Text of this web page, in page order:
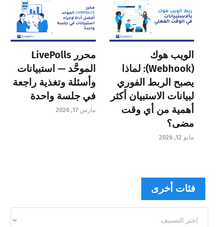
الويب هوك
(Webhook): لماذا
يصبح الربط الفوري
لبيانات الاستبيان أكثر
أهمية من أي وقت
مضى؟
مايو 12, 2026
محرر LivePolls
الموحَّد — استبيانات
وأسئلة وتغذية راجعة
في جلسة واحدة
مارس 17, 2026
فئات أخرى
أخرى